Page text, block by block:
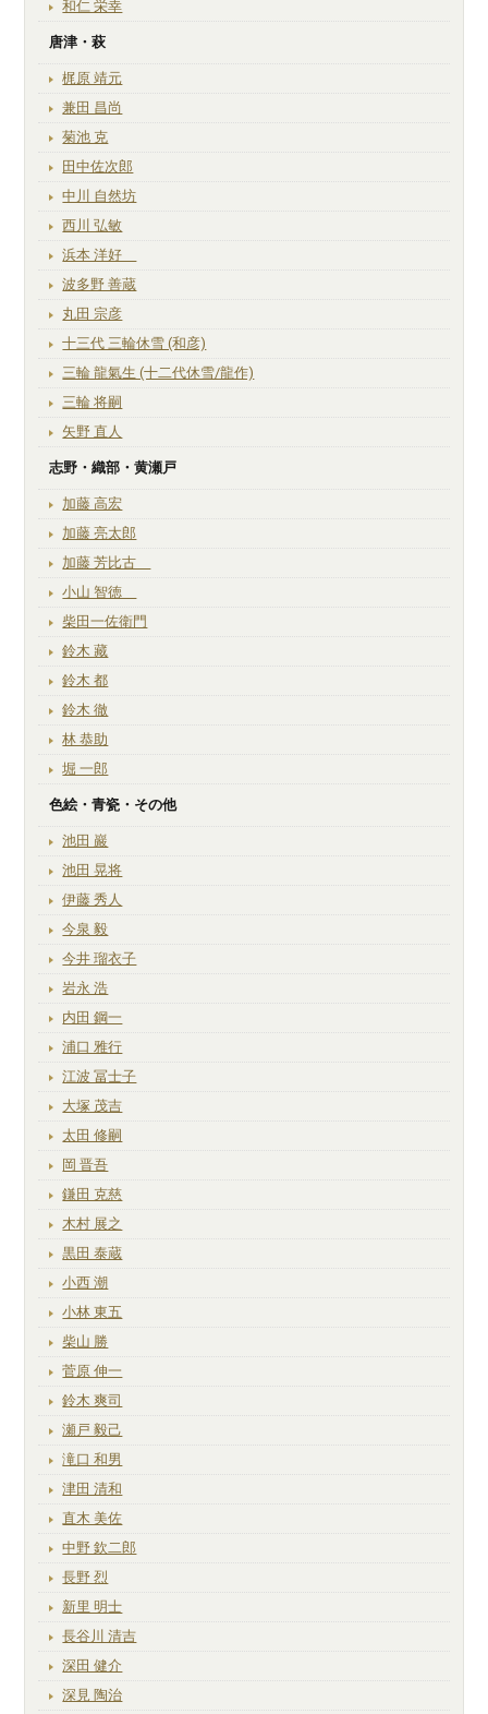
和仁 栄幸
唐津・萩
梶原 靖元
兼田 昌尚
菊池 克
田中佐次郎
中川 自然坊
西川 弘敏
浜本 洋好
波多野 善蔵
丸田 宗彦
十三代 三輪休雪 (和彦)
三輪 龍氣生 (十二代休雪/龍作)
三輪 将嗣
矢野 直人
志野・織部・黄瀬戸
加藤 高宏
加藤 亮太郎
加藤 芳比古
小山 智徳
柴田一佐衛門
鈴木 藏
鈴木 都
鈴木 徹
林 恭助
堀 一郎
色絵・青瓷・その他
池田 巖
池田 晃将
伊藤 秀人
今泉 毅
今井 瑠衣子
岩永 浩
内田 鋼一
浦口 雅行
江波 冨士子
大塚 茂吉
太田 修嗣
岡 晋吾
鎌田 克慈
木村 展之
黒田 泰蔵
小西 潮
小林 東五
柴山 勝
菅原 伸一
鈴木 爽司
瀬戸 毅己
滝口 和男
津田 清和
直木 美佐
中野 欽二郎
長野 烈
新里 明士
長谷川 清吉
深田 健介
深見 陶治